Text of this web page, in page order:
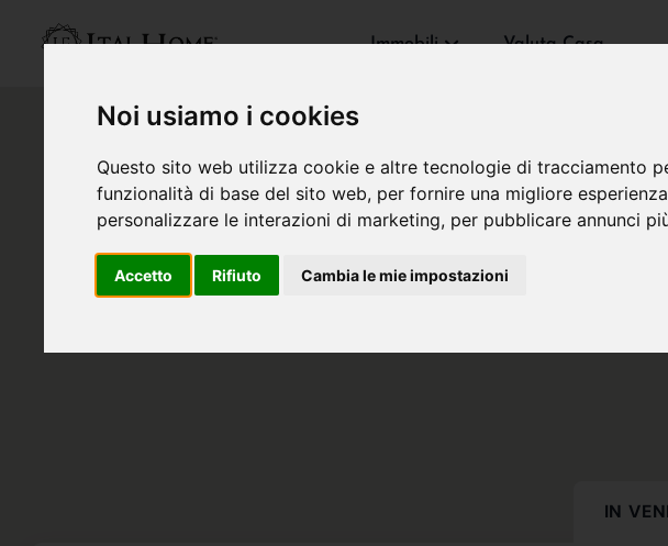
Noi usiamo i cookies
Questo sito web utilizza cookie e altre tecnologie di tracciamento
funzionalità di base del sito web, per fornire una migliore
personalizzare le interazioni di marketing, per pubblicare annunci
Accetto Rifiuto Cambia le mie impostazioni
Immobili Valuta Casa
IN